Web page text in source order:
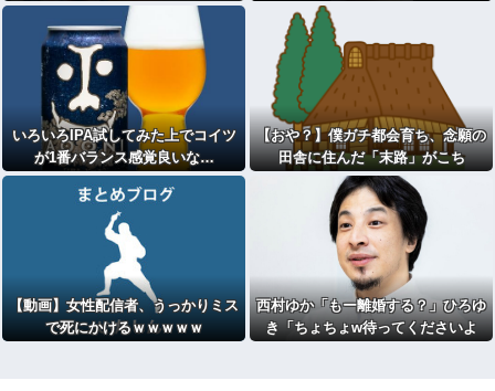
⇒！！！
ｗｗｗｗｗｗ
いろいろIPA試してみた上でコイツ
が1番バランス感覚良いな…
【おや？】僕ガチ都会育ち、念願の
田舎に住んだ「末路」がこち
ら・・・
【動画】女性配信者、うっかりミス
で死にかけるｗｗｗｗｗ
西村ゆか「もー離婚する？」ひろゆ
き「ちょちょw待ってくださいよ